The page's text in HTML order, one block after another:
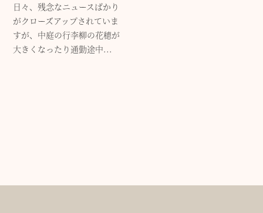
日々、残念なニュースばかり
がクローズアップされていま
すが、中庭の行李柳の花穂が
大きくなったり通勤途中...